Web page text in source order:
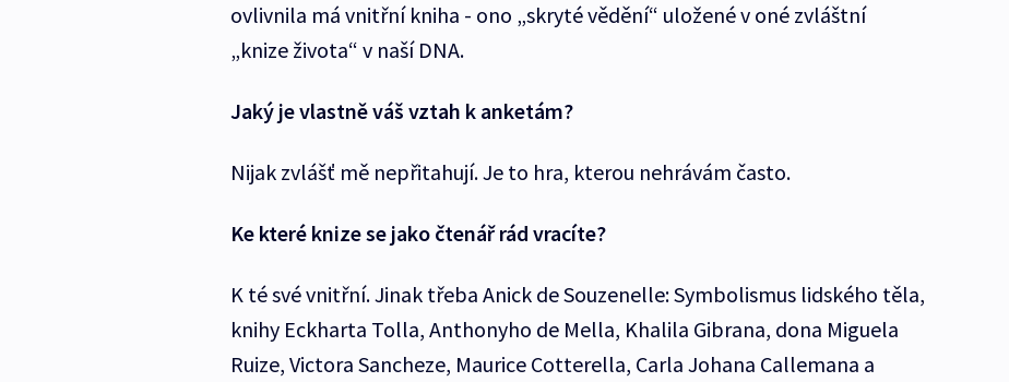
ovlivnila má vnitřní kniha - ono „skryté vědění“ uložené v oné zvláštní
„knize života“ v naší DNA.
Jaký je vlastně váš vztah k anketám?
Nijak zvlášť mě nepřitahují. Je to hra, kterou nehrávám často.
Ke které knize se jako čtenář rád vracíte?
K té své vnitřní. Jinak třeba Anick de Souzenelle: Symbolismus lidského těla,
knihy Eckharta Tolla, Anthonyho de Mella, Khalila Gibrana, dona Miguela
Ruize, Victora Sancheze, Maurice Cotterella, Carla Johana Callemana a